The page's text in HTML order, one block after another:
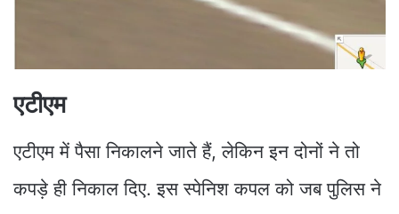
एटीएम
एटीएम में पैसा निकालने जाते हैं, लेकिन इन दोनों ने तो
कपड़े ही निकाल दिए. इस स्पेनिश कपल को जब पुलिस ने